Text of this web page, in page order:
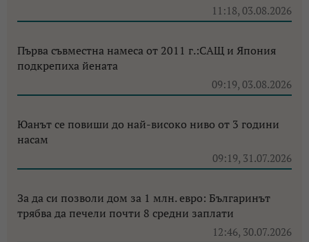
11:18, 03.08.2026
Първа съвместна намеса от 2011 г.:САЩ и Япония
подкрепиха йената
09:19, 03.08.2026
Юанът се повиши до най-високо ниво от 3 години
насам
09:19, 31.07.2026
За да си позволи дом за 1 млн. евро: Българинът
трябва да печели почти 8 средни заплати
12:46, 30.07.2026